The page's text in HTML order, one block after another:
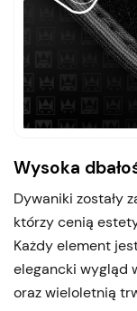
Wysoka
Dywaniki zostały
którzy cenią
Każdy element
elegancki wygląd
oraz wieloletnią